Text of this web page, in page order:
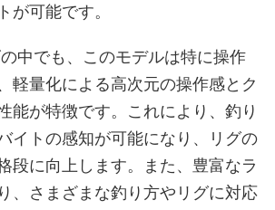
が可能です。
中でも、このモデルは特に操作
軽量化による高次元の操作感とク
能が特徴です。これにより、釣り
イトの感知が可能になり、リグの
段に向上します。また、豊富なラ
、さまざまな釣り方やリグに対応